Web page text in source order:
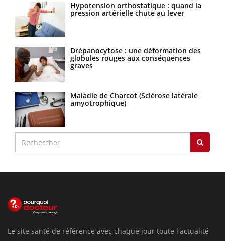
Hypotension orthostatique : quand la
pression artérielle chute au lever
Drépanocytose : une déformation des
globules rouges aux conséquences
graves
Maladie de Charcot (Sclérose latérale
amyotrophique)
Le site santé de référence avec chaque jour toute l'actualité